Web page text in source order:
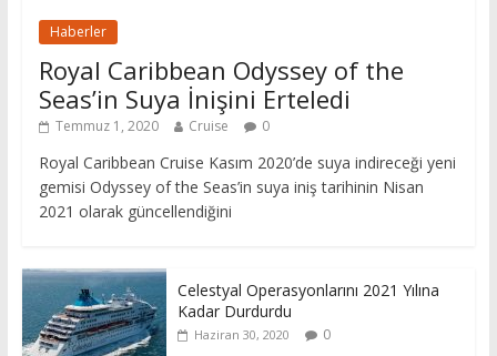
Haberler
Royal Caribbean Odyssey of the
Seas’in Suya İnişini Erteledi
Temmuz 1, 2020 Cruise 0
Royal Caribbean Cruise Kasım 2020’de suya indireceği yeni
gemisi Odyssey of the Seas’in suya iniş tarihinin Nisan
2021 olarak güncellendiğini
Celestyal Operasyonlarını 2021 Yılına
Kadar Durdurdu
Haziran 30, 2020 0